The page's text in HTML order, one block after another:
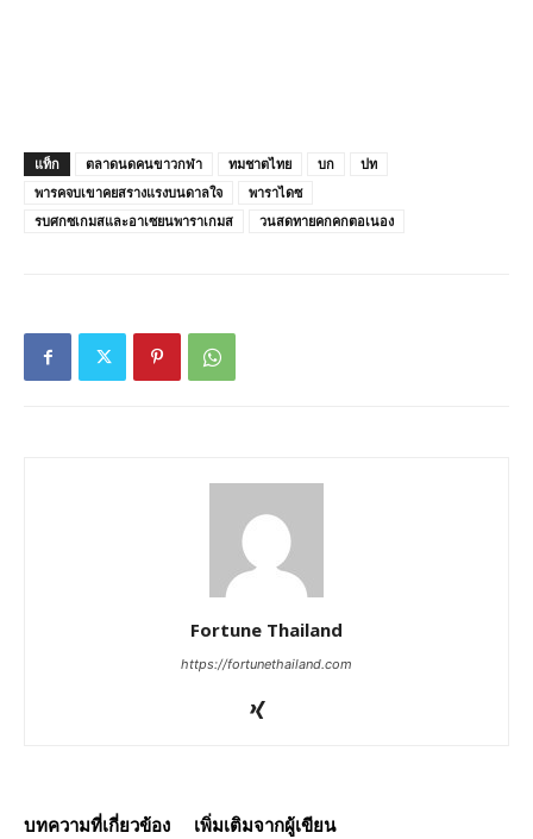
แท็ก ตลาดนดคนขาวกฬา ทมชาตไทย บก
ปท
พารคจบเขาคยสรางแรงบนดาลใจ
พาราไดซ
รบศกซเกมสและอาเซยนพาราเกมส
วนสดทายคกคกตอเนอง
Fortune Thailand
https://fortunethailand.com
บทความที่เกี่ยวข้อง เพิ่มเติมจากผู้เขียน